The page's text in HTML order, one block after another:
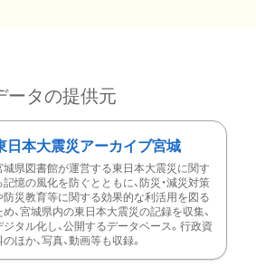
ータの提供元
日本大震災アーカイブ宮城
城県図書館が運営する東日本大震災に関す
記憶の風化を防ぐとともに、防災・減災対策
防災教育等に関する効果的な利活用を図る
め、宮城県内の東日本大震災の記録を収集、
ジタル化し、公開するデータベース。行政資
のほか、写真、動画等も収録。